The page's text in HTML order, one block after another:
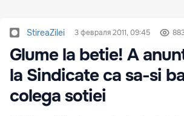
StireaZilei 3 февраля 2011, 09:45
Glume la betie! A
la Sindicate ca sa-si
colega sotiei